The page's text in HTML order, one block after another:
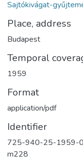
Sajtókivágat-
Place, address
Budapest
Temporal
1959
Format
application/pdf
Identifier
725-940-25-1959-
m228